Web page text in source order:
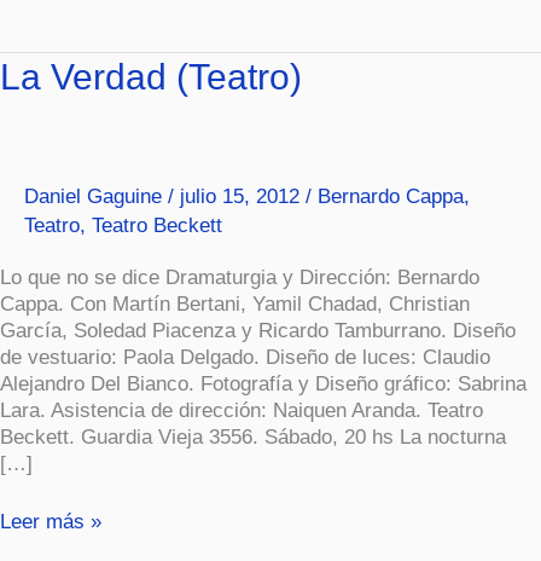
La Verdad (Teatro)
Daniel Gaguine / julio 15, 2012 / Bernardo Cappa,
Teatro, Teatro Beckett
Lo que no se dice Dramaturgia y Dirección: Bernardo
Cappa. Con Martín Bertani, Yamil Chadad, Christian
García, Soledad Piacenza y Ricardo Tamburrano. Diseño
de vestuario: Paola Delgado. Diseño de luces: Claudio
Alejandro Del Bianco. Fotografía y Diseño gráfico: Sabrina
Lara. Asistencia de dirección: Naiquen Aranda. Teatro
Beckett. Guardia Vieja 3556. Sábado, 20 hs La nocturna
[…]
La
Verdad
Leer más »